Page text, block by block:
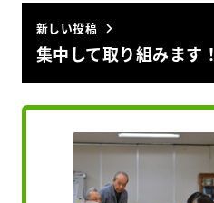
新しい投稿
集中して取り組みます！